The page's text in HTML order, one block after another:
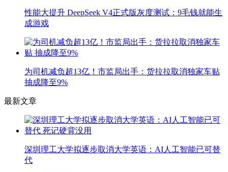
性能大提升 DeepSeek V4正式版灰度测试：9毛钱就能生
成游戏
为司机减负超13亿！市监局出手：货拉拉取消独家车贴
抽成降至9%
最新文章
深圳理工大学拟逐步取消大学英语：AI人工智能已可替
代